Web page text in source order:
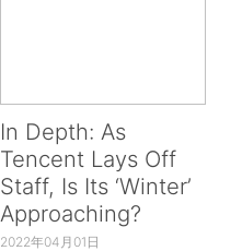
In Depth: As
Tencent Lays Off
Staff, Is Its ‘Winter’
Approaching?
2022年04月01日